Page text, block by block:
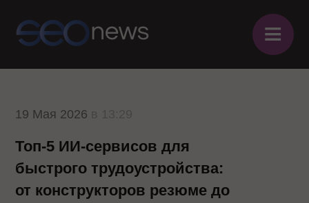
≡
19 Мая 2026
Топ-5 ИИ-сервисов для
быстрого трудоустройства:
от конструкторов резюме до